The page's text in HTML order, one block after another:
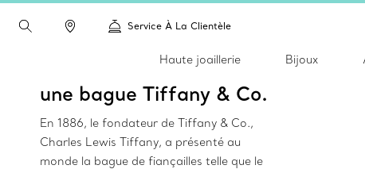
Service À La Clientèle
Haute joaillerie Bijoux
une bague Tiffany & Co.
En 1886, le fondateur de Tiffany & Co.,
Charles Lewis Tiffany, a présenté au
monde la bague de fiançailles telle que le